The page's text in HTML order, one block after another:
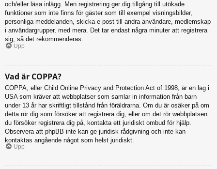
och/eller läsa inlägg. Men registrering ger dig tillgång till utökade
funktioner som inte finns för gäster som till exempel visningsbilder,
personliga meddelanden, skicka e-post till andra användare, medlemskap
i användargrupper, med mera. Det tar endast några minuter att registrera
sig, så det rekommenderas.
Upp
Vad är COPPA?
COPPA, eller Child Online Privacy and Protection Act of 1998, är en lag i
USA som kräver att webbplatser som samlar in information från barn
under 13 år har skriftligt tillstånd från föräldrarna. Om du är osäker på om
detta rör dig som försöker att registrera dig, eller om det rör webbplatsen
du försöker registrera dig på, kontakta ett juridiskt ombud för hjälp.
Observera att phpBB inte kan ge juridisk rådgivning och inte kan
kontaktas angående något som helst juridiskt.
Upp